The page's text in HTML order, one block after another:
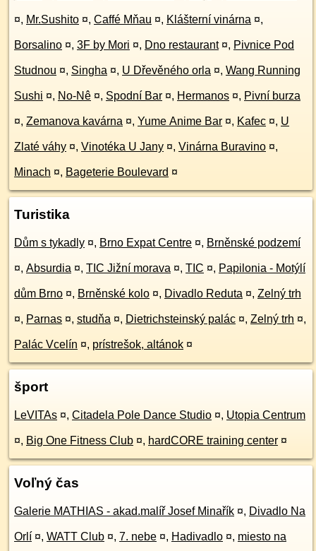
¤, Mr.Sushito ¤, Caffé Mňau ¤, Klášterní vinárna ¤,
Borsalino ¤, 3F by Mori ¤, Dno restaurant ¤, Pivnice Pod
Studnou ¤, Singha ¤, U Dřevěného orla ¤, Wang Running
Sushi ¤, No-Nê ¤, Spodní Bar ¤, Hermanos ¤, Pivní burza
¤, Zemanova kavárna ¤, Yume Anime Bar ¤, Kafec ¤, U
Zlaté váhy ¤, Vinotéka U Jany ¤, Vinárna Buravino ¤,
Minach ¤, Bageterie Boulevard ¤
Turistika
Dům s tykadly ¤, Brno Expat Centre ¤, Brněnské podzemí
¤, Absurdia ¤, TIC Jižní morava ¤, TIC ¤, Papilonia - Motýlí
dům Brno ¤, Brněnské kolo ¤, Divadlo Reduta ¤, Zelný trh
¤, Parnas ¤, studňa ¤, Dietrichsteinský palác ¤, Zelný trh ¤,
Palác Vcelín ¤, prístrešok, altánok ¤
šport
LeVITAs ¤, Citadela Pole Dance Studio ¤, Utopia Centrum
¤, Big One Fitness Club ¤, hardCORE training center ¤
Voľný čas
Galerie MATHIAS - akad.malíř Josef Minařík ¤, Divadlo Na
Orlí ¤, WATT Club ¤, 7. nebe ¤, Hadivadlo ¤, miesto na